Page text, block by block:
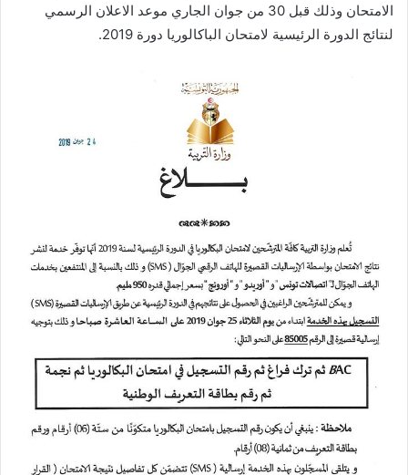
الامتحان وذلك قبل 30 من جوان الجاري موعد الاعلان الرسمي
لنتائج الدورة الرئيسية لامتحان الباكالوريا دورة 2019.